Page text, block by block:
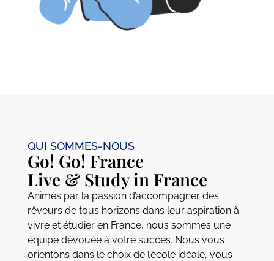
QUI SOMMES-NOUS
Go! Go! France
Live & Study in France
Animés par la passion d’accompagner des
rêveurs de tous horizons dans leur aspiration à
vivre et étudier en France, nous sommes une
équipe dévouée à votre succès. Nous vous
orientons dans le choix de l’école idéale, vous